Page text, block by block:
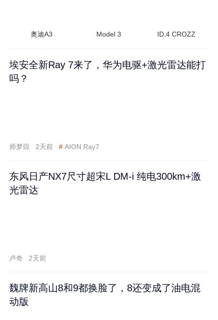
奥迪A3 Model 3 ID.4 CROZZ
埃安全新Ray 7来了，华为电驱+激光雷达能打
吗？
师梦琼 2天前 # AION Ray7
东风日产NX7尺寸超宋L DM-i 纯电300km+激
光雷达
卢奇 2天前
魏牌新高山8和9都换脸了，8还变成了油电混
动版